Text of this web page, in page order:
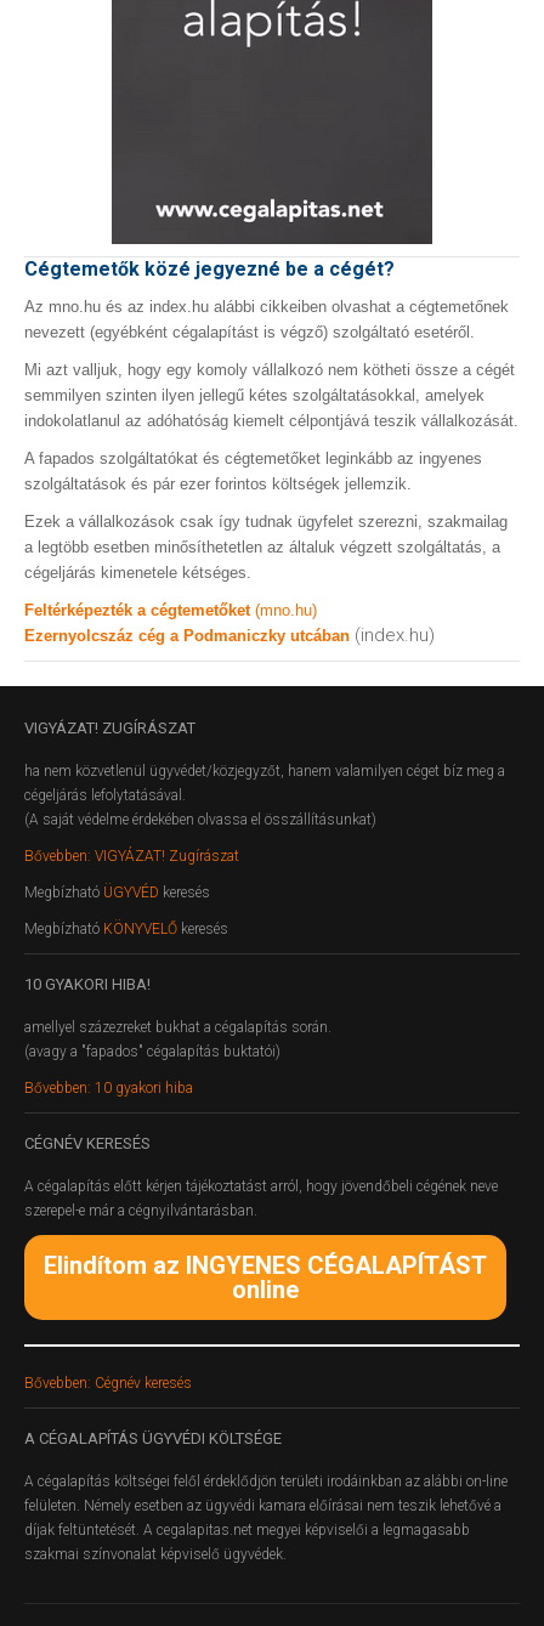
Cégtemetők közé jegyezné be a cégét?
Az mno.hu és az index.hu alábbi cikkeiben olvashat a cégtemetőnek
nevezett (egyébként cégalapítást is végző) szolgáltató esetéről.
Mi azt valljuk, hogy egy komoly vállalkozó nem kötheti össze a cégét
semmilyen szinten ilyen jellegű kétes szolgáltatásokkal, amelyek
indokolatlanul az adóhatóság kiemelt célpontjává teszik vállalkozását.
A fapados szolgáltatókat és cégtemetőket leginkább az ingyenes
szolgáltatások és pár ezer forintos költségek jellemzik.
Ezek a vállalkozások csak így tudnak ügyfelet szerezni, szakmailag
a legtöbb esetben minősíthetetlen az általuk végzett szolgáltatás, a
cégeljárás kimenetele kétséges.
Feltérképezték a cégtemetőket (mno.hu)
Ezernyolcszáz cég a Podmaniczky utcában (index.hu)
VIGYÁZAT! ZUGÍRÁSZAT
ha nem közvetlenül ügyvédet/közjegyzőt, hanem valamilyen céget bíz meg a
cégeljárás lefolytatásával.
(A saját védelme érdekében olvassa el összállításunkat)
Bővebben: VIGYÁZAT! Zugírászat
Megbízható ÜGYVÉD keresés
Megbízható KÖNYVELŐ keresés
10 GYAKORI HIBA!
amellyel százezreket bukhat a cégalapítás során.
(avagy a "fapados" cégalapítás buktatói)
Bővebben: 10 gyakori hiba
CÉGNÉV KERESÉS
A cégalapítás előtt kérjen tájékoztatást arról, hogy jövendőbeli cégének neve
szerepel-e már a cégnyilvántarásban.
Elindítom az INGYENES CÉGALAPÍTÁST
online
Bővebben: Cégnév keresés
A CÉGALAPÍTÁS ÜGYVÉDI KÖLTSÉGE
A cégalapítás költségei felől érdeklődjön területi irodáinkban az alábbi on-line
felületen. Némely esetben az ügyvédi kamara előírásai nem teszik lehetővé a
díjak feltüntetését. A cegalapitas.net megyei képviselői a legmagasabb
szakmai színvonalat képviselő ügyvédek.